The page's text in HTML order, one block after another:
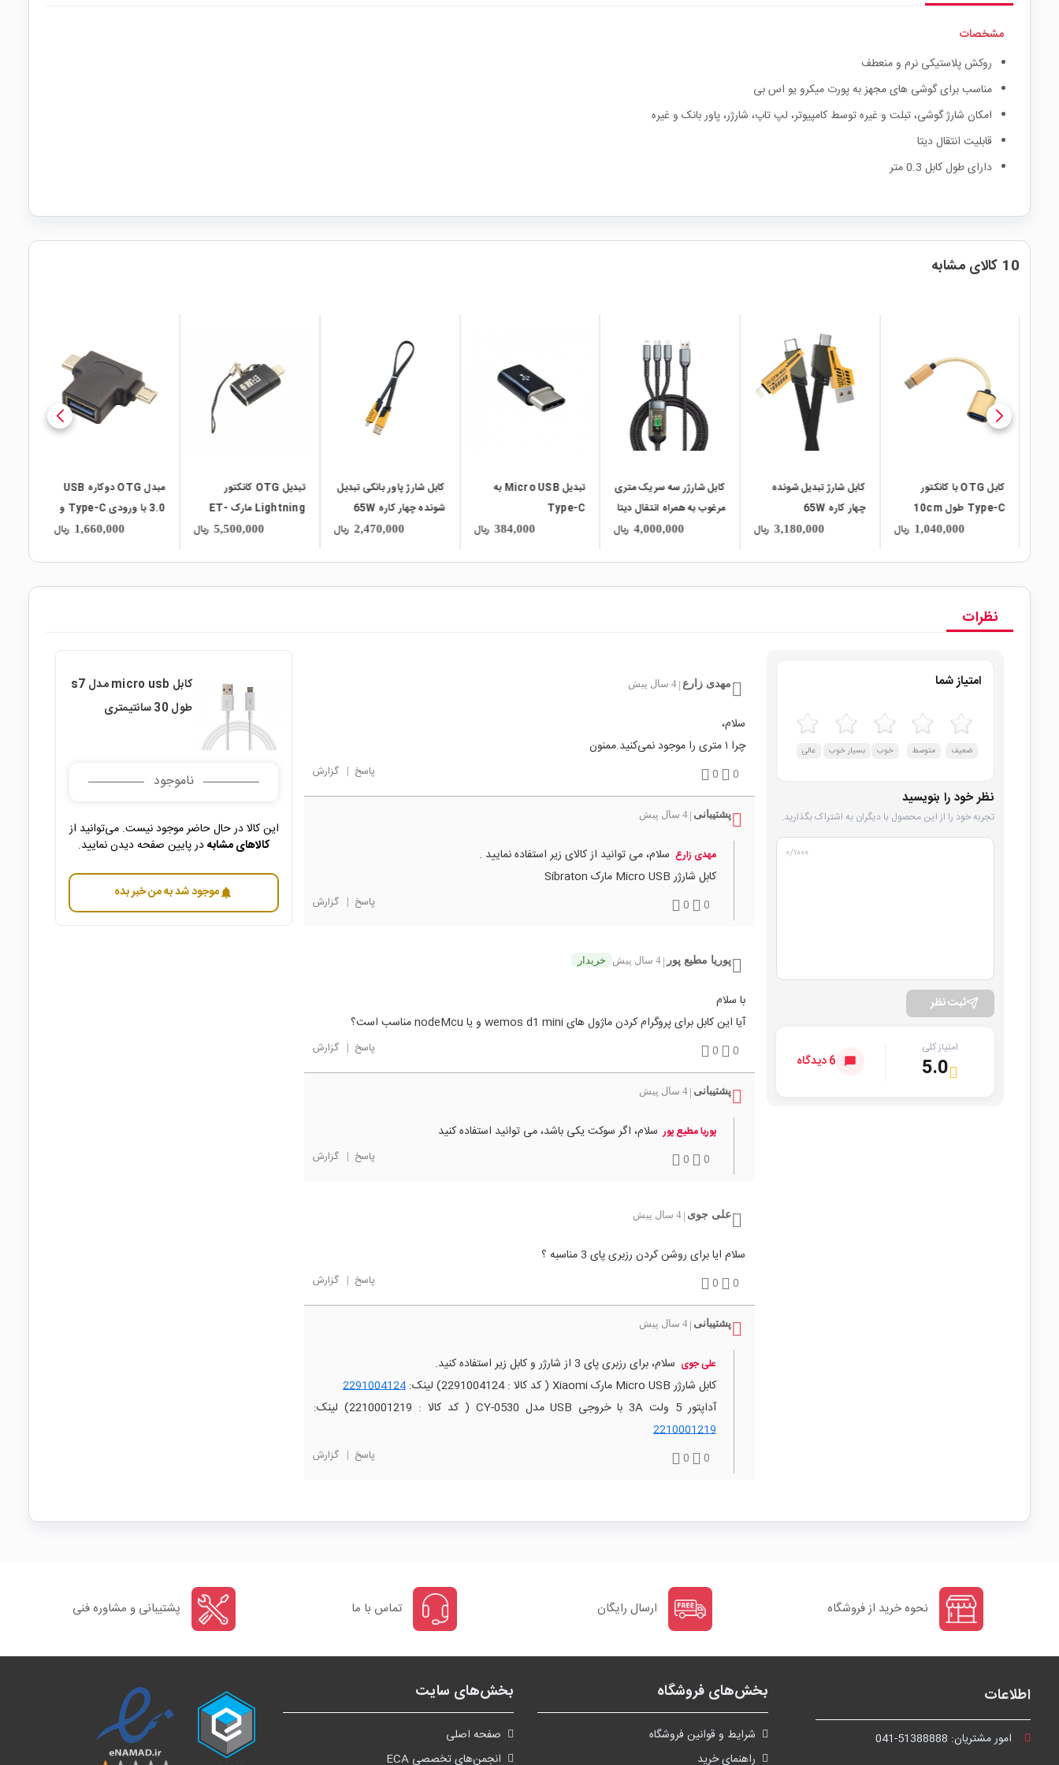
مشخصات
روکش پلاستیکی نرم و منعطف
مناسب برای گوشی های مجهز به پورت میکرو یو اس بی
امکان شارژ گوشی، تبلت و غیره توسط کامپیوتر، لپ تاپ، شارژر، پاور بانک و غیره
قابلیت انتقال دیتا
دارای طول کابل 0.3 متر
10 کالای مشابه
کابل شارژ تبدیل شونده
چهار کاره 65W
3,180,000 ریال
کابل شارژر سه سر یک متری
مرغوب به همراه انتقال دیتا
4,000,000 ریال
تبدیل Micro USB به
Type-C
384,000 ریال
کابل شارژ پاور بانکی تبدیل
شونده چهار کاره 65W
2,470,000 ریال
تبدیل OTG کانکتور
Lightning مارک ET-
5,500,000 ریال
مبدل OTG دوکاره USB
Micro-USB
1,660,000 ریال
کابل شارژر دو سر Type-C
سوپر فست شارژ طول یک
متر طرح سامسونگ
1,760,000 ریال
نظرات
امتیاز شما
ضعیف متوسط خوب بسیار خوب عالی
نظر خود را بنویسید
تجربه خود را از این محصول با دیگران به اشتراک بگذارید.
۰/۱۰۰۰
ثبت نظر
امتیاز کلی
5.0 6 دیدگاه
مهدی زارع | 4 سال پیش
سلام،
چرا ۱ متری را موجود نمی‌کنید.ممنون
0
0 پاسخ | گزارش
پشتیبانی | 4 سال پیش
مهدی زارع سلام، می توانید از کالای زیر استفاده نمایید .
کابل شارژر Micro USB مارک Sibraton
0
0 پاسخ | گزارش
پوریا مطیع پور | 4 سال پیش خریدار
با سلام
آیا این کابل برای پروگرام کردن ماژول های wemos d1 mini و یا nodeMcu مناسب است؟
0
0 پاسخ | گزارش
پشتیبانی | 4 سال پیش
پوریا مطیع پور سلام، اگر سوکت یکی باشد، می توانید استفاده کنید
0
0 پاسخ | گزارش
علی جوی | 4 سال پیش
سلام ایا برای روشن کردن رزبری پای 3 مناسبه ؟
0
0 پاسخ | گزارش
پشتیبانی | 4 سال پیش
علی جوی سلام، برای رزبری پای 3 از شارژر و کابل زیر استفاده کنید.
کابل شارژر Micro USB مارک Xiaomi ( کد کالا : 2291004124) لینک:
2291004124
آداپتور 5 ولت 3A با خروجی USB مدل CY-0530 ( کد کالا : 2210001219) لینک:
2210001219
0
0 پاسخ | گزارش
کابل micro usb مدل s7
طول 30 سانتیمتری
ناموجود
این کالا در حال حاضر موجود نیست. می‌توانید از
کالاهای مشابهدر پایین صفحه دیدن نمایید.
notificationsموجود شد به من خبر بده
نحوه خرید از فروشگاه ارسال رایگان تماس با ما پشتیبانی و مشاوره فنی
اطلاعات
امور مشتریان: 041-51388888
بخش‌های فروشگاه
شرايط و قوانین فروشگاه
راهنمای خرید
بخش‌های سایت
صفحه اصلی
انجمن‌های تخصصی ECA